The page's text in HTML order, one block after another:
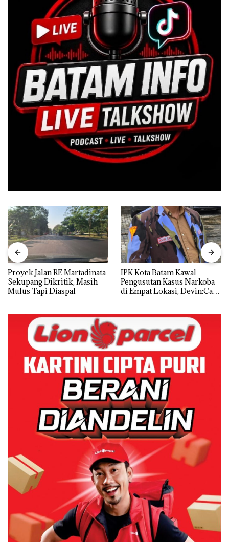
Proyek Jalan RE Martadinata
Sekupang Dikritik, Masih
Mulus Tapi Diaspal
IPK Kota Batam Kawal
Pengusutan Kasus Narkoba
di Empat Lokasi, Devin:Cari